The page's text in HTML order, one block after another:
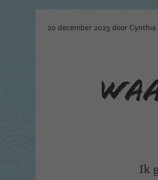
20 december 2023 door
Ik